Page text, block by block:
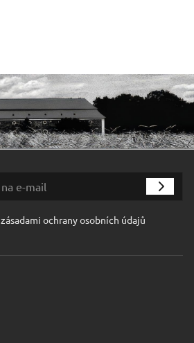
zásadami ochrany osobních údajů